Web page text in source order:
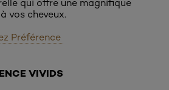
qui offre une magnifique
vos cheveux.
Préférence
VIVIDS